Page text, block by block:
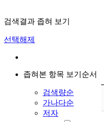
검색결과 좁혀 보기
선택해제
좁혀본 항목 보기순서
검색량순
가나다순
저자